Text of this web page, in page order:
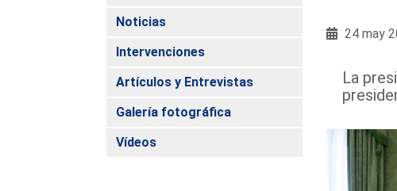
Noticias
Intervenciones
Artículos y Entrevistas
Galería fotográfica
Vídeos
24 may
La